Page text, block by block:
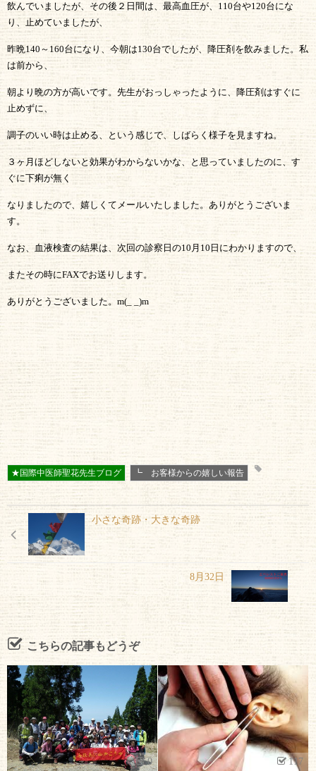
飲んでいましたが、その後２日間は、最高血圧が、 110台や120台にな
り、止めていましたが、
昨晩140 ～ 160台になり、今朝は130台でしたが、降圧剤を飲みました。私
は前から、
朝より晩の方が高いです。先生がおっしゃったように、降圧剤はすぐに
止めずに、
調子のいい時は止める、という感じで、しばらく様子を見ますね。
３ヶ月ほどしないと効果がわからないかな、と思っていましたのに、す
ぐに下痢が無く
なりましたので、嬉しくてメールいたしました。ありがとうございま
す。
なお、血液検査の結果は、次回の診察日の10 月10 日にわかりますので、
またその時にFAXでお送りします。
ありがとうございました。 m(_ _)m
★国際中医師聖花先生ブログ ┗ お客様からの嬉しい報告
小さな奇跡・大きな奇跡
8月32日
こちらの記事もどうぞ
0 117